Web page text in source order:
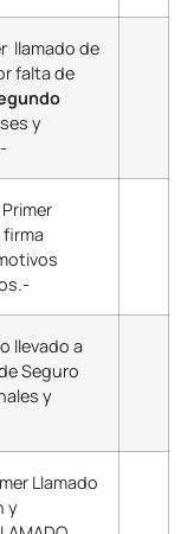
llamado de
falta de
y
firma
llevado a
Seguro
y
Llamado
y